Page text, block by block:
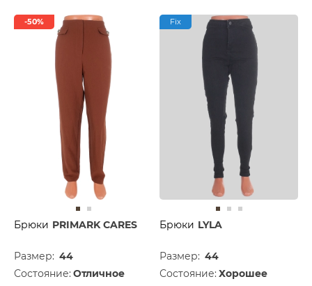
-50%
Брюки PRIMARK CARES
Размер: 44
Состояние: Отличное
Fix
Брюки LYLA
Размер: 44
Состояние: Хорошее